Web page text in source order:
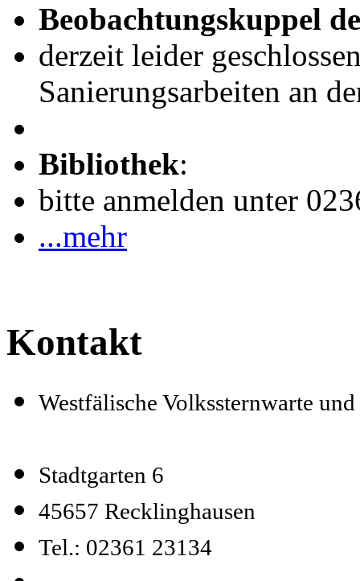
Beobachtungskuppel
derzeit leider
Sanierungsarbeiten an
Bibliothek:
bitte anmelden unter
...mehr
Kontakt
Westfälische Volkssternwarte
Stadtgarten 6
45657 Recklinghausen
Tel.: 02361 23134